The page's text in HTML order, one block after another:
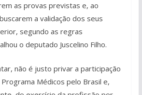
as provas previstas e, ao
a validação dos seus
segundo as regras
o deputado Juscelino Filho.
não é justo privar a participação
Médicos pelo Brasil e,